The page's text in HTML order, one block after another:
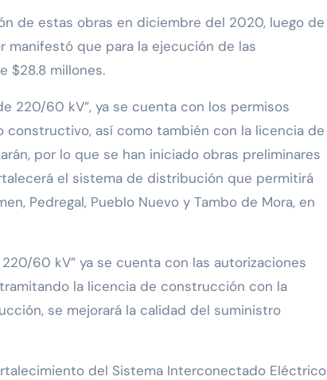
de estas obras en diciembre del 2020, luego de
manifestó que para la ejecución de las
$28.8 millones.
220/60 kV”, ya se cuenta con los permisos
constructivo, así como también con la licencia de
por lo que se han iniciado obras preliminares
el sistema de distribución que permitirá
Pedregal, Pueblo Nuevo y Tambo de Mora, en
60 kV” ya se cuenta con las autorizaciones
la licencia de construcción con la
se mejorará la calidad del suministro
del Sistema Interconectado Eléctrico